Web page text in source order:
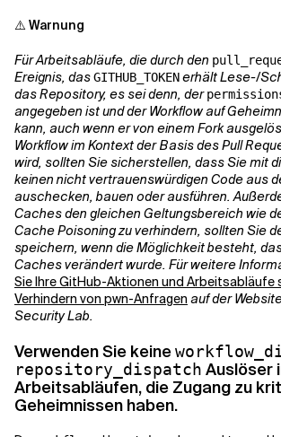
⚠️ Warnung
Für Arbeitsabläufe, die durch den
Ereignis, dasGITHUB_TOKENerhält Lese-/
das Repository, es sei denn, der
angegeben ist und der Workflow auf
kann, auch wenn er von einem Fork
Workflow im Kontext der Basis des Pull
wird, sollten Sie sicherstellen, dass Sie mit
keinen nicht vertrauenswürdigen Code aus
auschecken, bauen oder ausführen.
Caches den gleichen Geltungsbereich wie
Cache Poisoning zu verhindern, sollten Sie
speichern, wenn die Möglichkeit besteht,
Caches verändert wurde. Für weitere
Sie Ihre GitHub-Aktionen und Arbeitsabläufe
Verhindern von pwn-Anfragen auf der
Security Lab.
Verwenden Sie keine
repository_dispatch Auslöser
Arbeitsabläufen, die Zugang zu
Geheimnissen haben.